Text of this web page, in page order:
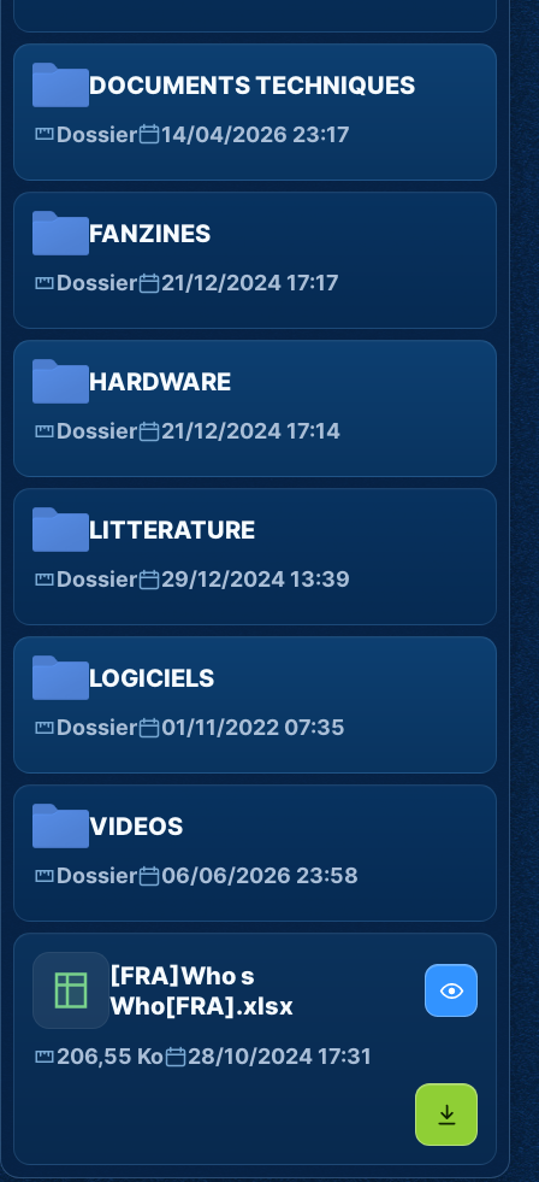
DOCUMENTS TECHNIQUES
Dossier 14/04/2026 23:17
FANZINES
Dossier 21/12/2024 17:17
HARDWARE
Dossier 21/12/2024 17:14
LITTERATURE
Dossier 29/12/2024 13:39
LOGICIELS
Dossier 01/11/2022 07:35
VIDEOS
Dossier 06/06/2026 23:58
[FRA]Who s
Who[FRA].xlsx
206,55 Ko 28/10/2024 17:31